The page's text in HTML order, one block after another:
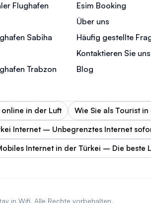
Flughafen
Sabiha
Trabzon
Esim Booking
Über uns
Häufig gestellte
Kontaktieren Sie uns
Blog
in der Luft
Wie Sie als Tourist
Internet – Unbegrenztes Internet
Internet in der Türkei – Die beste
in Wifi. Alle Rechte vorbehalten.